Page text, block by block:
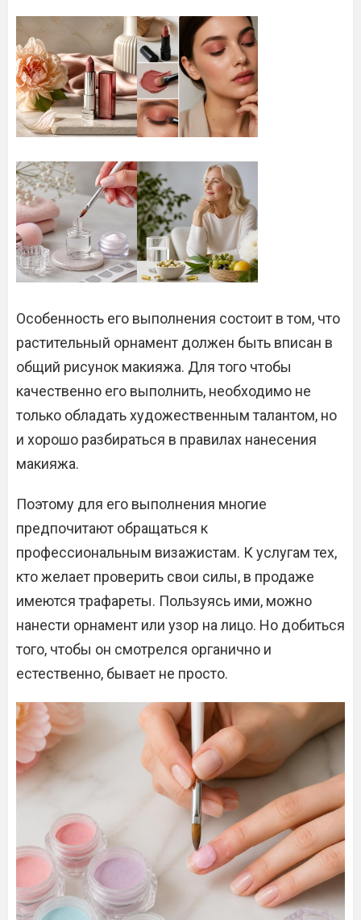
Особенность его выполнения состоит в том, что
растительный орнамент должен быть вписан в
общий рисунок макияжа. Для того чтобы
качественно его выполнить, необходимо не
только обладать художественным талантом, но
и хорошо разбираться в правилах нанесения
макияжа.
Поэтому для его выполнения многие
предпочитают обращаться к
профессиональным визажистам. К услугам тех,
кто желает проверить свои силы, в продаже
имеются трафареты. Пользуясь ими, можно
нанести орнамент или узор на лицо. Но добиться
того, чтобы он смотрелся органично и
естественно, бывает не просто.